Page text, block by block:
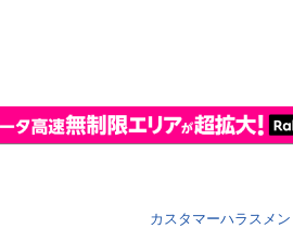
カスタマーハラスメ